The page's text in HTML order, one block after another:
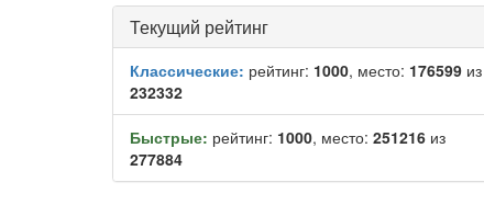
Текущий рейтинг
Классические: рейтинг: 1000, место: 176599 из
232332
Быстрые: рейтинг: 1000, место: 251216 из
277884